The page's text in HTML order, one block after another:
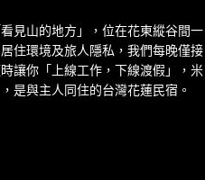
見山的地方」，位在花東縱谷間一
住環境及旅人隱私，我們每晚僅接
讓你「上線工作，下線渡假」，米
是與主人同住的台灣花蓮民宿。